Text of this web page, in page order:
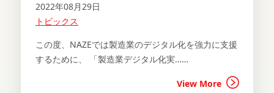
2022年08月29日
トピックス
この度、NAZEでは製造業のデジタル化を強力に支援
するために、 「製造業デジタル化実……
View More